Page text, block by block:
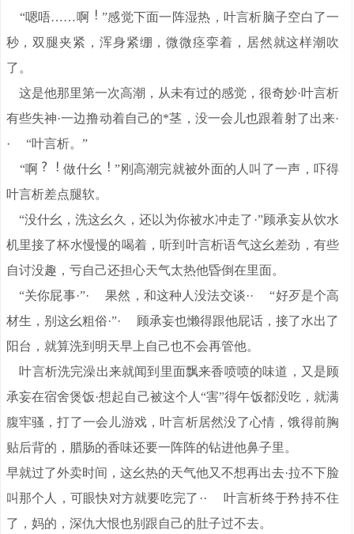
“嗯唔……啊
”感觉下面一阵湿热，叶言析脑子空白了一
秒，双腿夹紧，浑身紧绷，微微痉挛着，居然就这样潮吹
了。
这是他那里第一次高潮，从未有过的感觉，很奇妙·叶言析
有些失神·一边撸动着自己的*茎，没一会儿也跟着射了出来·
· “叶言析。”
“啊
做什幺
”刚高潮完就被外面的人叫了一声，吓得
叶言析差点腿软。
“没什幺，洗这幺久，还以为你被水冲走了·”顾承妄从饮水
机里接了杯水慢慢的喝着，听到叶言析语气这幺差劲，有些
自讨没趣，亏自己还担心天气太热他昏倒在里面。
“关你屁事·”· 果然，和这种人没法交谈·· “好歹是个高
材生，别这幺粗俗·”· 顾承妄也懒得跟他屁话，接了水出了
阳台，就算洗到明天早上自己也不会再管他。
叶言析洗完澡出来就闻到里面飘来香喷喷的味道，又是顾
承妄在宿舍煲饭·想起自己被这个人“害”得午饭都没吃，就满
腹牢骚，打了一会儿游戏，叶言析居然没了心情，饿得前胸
贴后背的，腊肠的香味还要一阵阵的钻进他鼻子里。
早就过了外卖时间，这幺热的天气他又不想再出去·拉不下脸
叫那个人，可眼快对方就要吃完了·· 叶言析终于矜持不住
了，妈的，深仇大恨也别跟自己的肚子过不去。